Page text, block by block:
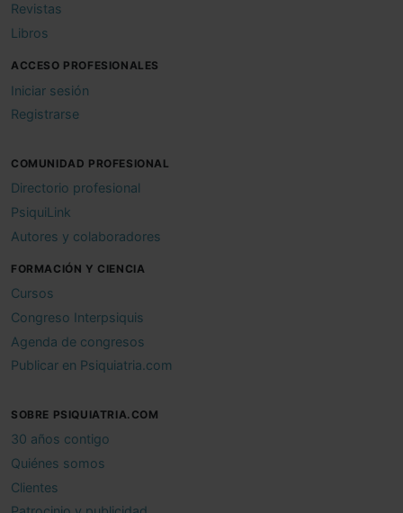
Revistas
Libros
ACCESO PROFESIONALES
Iniciar sesión
Registrarse
COMUNIDAD PROFESIONAL
Directorio profesional
PsiquiLink
Autores y colaboradores
FORMACIÓN Y CIENCIA
Cursos
Congreso Interpsiquis
Agenda de congresos
Publicar en Psiquiatria.com
SOBRE PSIQUIATRIA.COM
30 años contigo
Quiénes somos
Clientes